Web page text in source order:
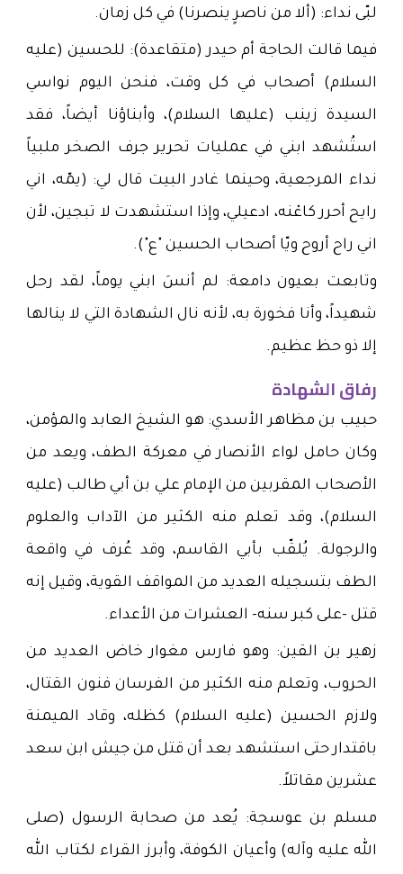
لبّى نداء: (ألا من ناصرٍ ينصرنا) في كل زمان.
فيما قالت الحاجة أم حيدر (متقاعدة): للحسين (عليه
السلام) أصحاب في كل وقت، فنحن اليوم نواسي
السيدة زينب (عليها السلام)، وأبناؤنا أيضاً، فقد
استُشهد ابني في عمليات تحرير جرف الصخر ملبياً
نداء المرجعية، وحينما غادر البيت قال لي: (يمّه، اني
رايح أحرر كاعْنه، ادعيلي، وإذا استشهدت لا تبجين، لأن
اني راح أروح ويّا أصحاب الحسين "ع").
وتابعت بعيون دامعة: لم أنسَ ابني يوماً، لقد رحل
شهيداً، وأنا فخورة به، لأنه نال الشهادة التي لا ينالها
إلا ذو حظ عظيم.
رفاق الشهادة
حبيب بن مظاهر الأسدي: هو الشيخ العابد والمؤمن،
وكان حامل لواء الأنصار في معركة الطف، ويعد من
الأصحاب المقربين من الإمام علي بن أبي طالب (عليه
السلام)، وقد تعلم منه الكثير من الآداب والعلوم
والرجولة. يُلقّب بأبي القاسم، وقد عُرف في واقعة
الطف بتسجيله العديد من المواقف القوية، وقيل إنه
قتل -على كبر سنه- العشرات من الأعداء.
زهير بن القين: وهو فارس مغوار خاض العديد من
الحروب، وتعلم منه الكثير من الفرسان فنون القتال،
ولازم الحسين (عليه السلام) كظله، وقاد الميمنة
باقتدار حتى استشهد بعد أن قتل من جيش ابن سعد
عشرين مقاتلاً.
مسلم بن عوسجة: يُعد من صحابة الرسول (صلى
الله عليه وآله) وأعيان الكوفة، وأبرز القراء لكتاب الله